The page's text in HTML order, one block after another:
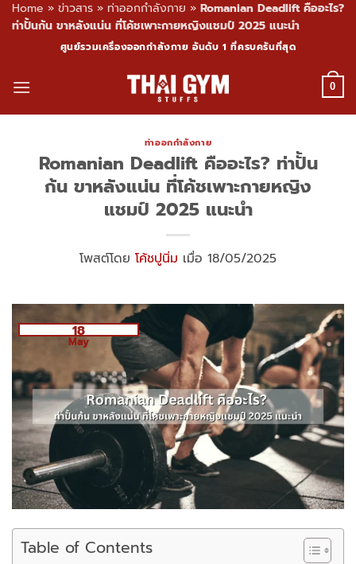
Home » ข่าวสาร » ท่าออกกำลังกาย » Romanian Deadlift คืออะไร?
ท่าปั้นก้น ขาหลังแน่น ที่โค้ชเพาะกายหญิงแชมป์ 2025 แนะนำ
content
ศูนย์รวมเครื่องออกกำลังกาย อันดับ 1 ที่ครบครันที่สุด
0
ท่าออกกำลังกาย
Romanian Deadlift คืออะไร? ท่าปั้น
ก้น ขาหลังแน่น ที่โค้ชเพาะกายหญิง
แชมป์ 2025 แนะนำ
โพสต์โดย โค้ชปูนิ่ม เมื่อ 18/05/2025
18
May
Table of Contents